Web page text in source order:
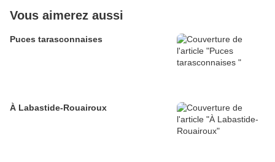
Vous aimerez aussi
Puces tarasconnaises
À Labastide-Rouairoux